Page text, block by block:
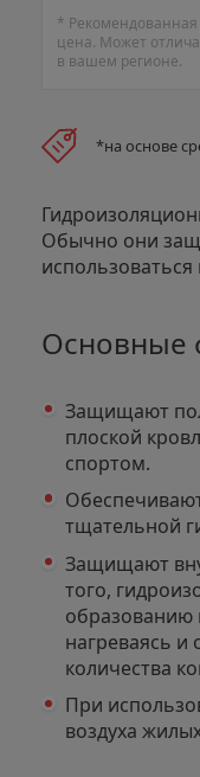
*
цена. Может
в вашем регионе.
*на основе
Обычно они
Основные
Защищают
плоской
спортом.
тщательной
Защищают
того,
образованию
нагреваясь
количества
При
воздуха